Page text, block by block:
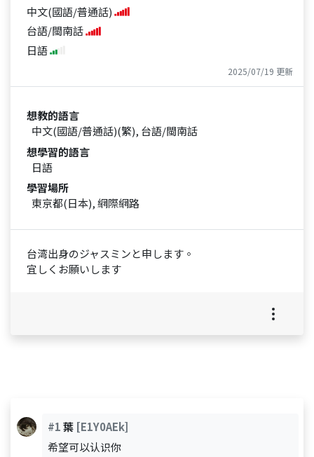
中文(國語/普通話)
台語/閩南話
日語
2025/07/19 更新
想教的語言
中文(國語/普通話)(繁), 台語/閩南話
想學習的語言
日語
學習場所
東京都(日本), 網際網路
台湾出身のジャスミンと申します。
宜しくお願いします
#1葉 [E1Y0AEk]
希望可以认识你